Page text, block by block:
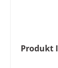
Produkt